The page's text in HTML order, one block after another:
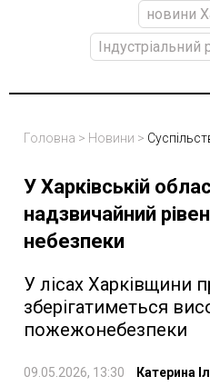
новини
Головна > Новини >
У Харківській
надзвичайний
небезпеки
У лісах Харківщини
зберігатиметься
пожежонебезпеки
09.05.2026, 13:30 Катерина